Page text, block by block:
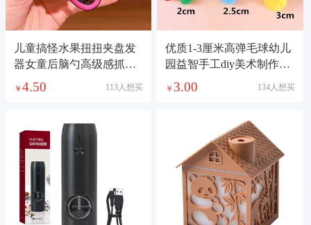
儿童搞怪水果扭扭夹盘发
器女童后脑勺高级感抓夹
可爱女孩发夹头饰艺梵饰
￥ 4.50 113人想买
优质1-3厘米高弹毛球幼儿
园益智手工diy美术制作材
料谷美痛包填充
￥ 3.00 134人想买